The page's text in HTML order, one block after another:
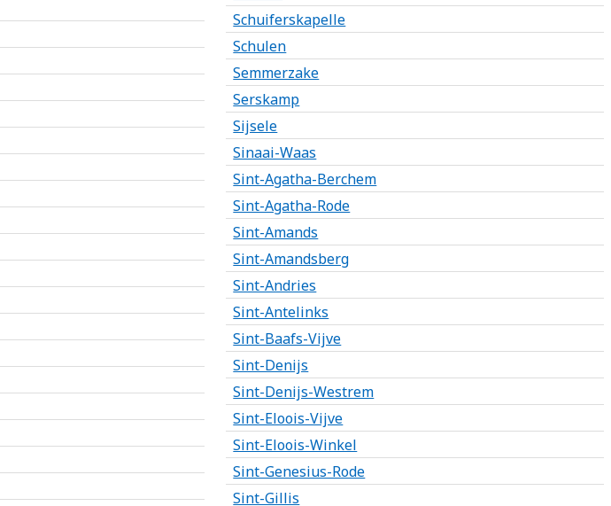
Schuiferskapelle
Schulen
Semmerzake
Serskamp
Sijsele
Sinaai-Waas
Sint-Agatha-Berchem
Sint-Agatha-Rode
Sint-Amands
Sint-Amandsberg
Sint-Andries
Sint-Antelinks
Sint-Baafs-Vijve
Sint-Denijs
Sint-Denijs-Westrem
Sint-Eloois-Vijve
Sint-Eloois-Winkel
Sint-Genesius-Rode
Sint-Gillis